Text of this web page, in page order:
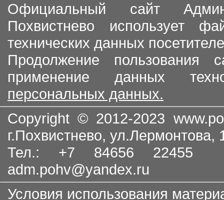
Официальный сайт
Похвистнево использует
технических данных
Продолжение пользования
применение данных
персональных данных.
Copyright © 2012-2023
г.Похвистнево, ул.Лермонтова,
Тел.: +7 84656
adm.pohv@yandex.ru
Условия использования